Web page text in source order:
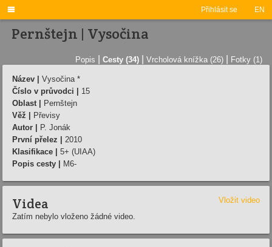
Přihlásit se EN

Pernštejn | Vysočina
Popis Cesty (34) Vrcholová knížka (26) Fotky (1)
Název |
Vysočina *
Číslo v průvodci |
15
Oblast |
Pernštejn
Věž |
Převisy
Autor |
P. Jonák
První přelez |
2010
Klasifikace |
5+ (UIAA)
Popis cesty |
M6-
Videa
Vložit video
Zatím nebylo vloženo žádné video.